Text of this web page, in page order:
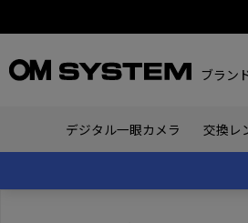
ブラン
デジタル一眼カメラ 交換レ